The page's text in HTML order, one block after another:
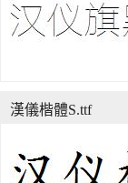
漢儀楷體S.ttf